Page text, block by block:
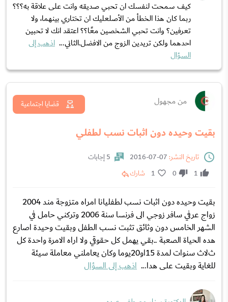
كيف سمحت لنفسك ان تحبي صديقه وانت على علاقة به؟؟؟
ربما كان هذا الخطأ من الأصلعليك ان تختاري بينهما، ولا
تعرفين؟ وانت تحبي الشخصين معًا؟؟ اعتقد انك لا تحبين
احدهما ولكن تريدين الزوج من الافضل.الثاني... اذهب إلى
السؤال
من مجهول
بقيت وحيده دون اثبات نسب لطفلي
قضايا اجتماعية
تاريخ النشر:
5 إجابات
1
0
1 شارك
بقيت وحيده دون اثبات نسب لطفليانا امراه متزوجة مند 2004
زواج عرفي سافر زوجي الى فرنسا سنة 2006 وتركني حامل في
الشهر الخامس دون وثائق تثبت نسب الطفل وبقيت وحيدة اصارع
هده الحياة الصعبة ..بقي يهمل كل حقوقي وﻻ اراه اﻻمرة واحدة كل
ثﻻث سنوات لمدة 15او20يوما وكان يعاملني معاملة سيئة
للغاية وبقيت على هدا... اذهب إلى السؤال